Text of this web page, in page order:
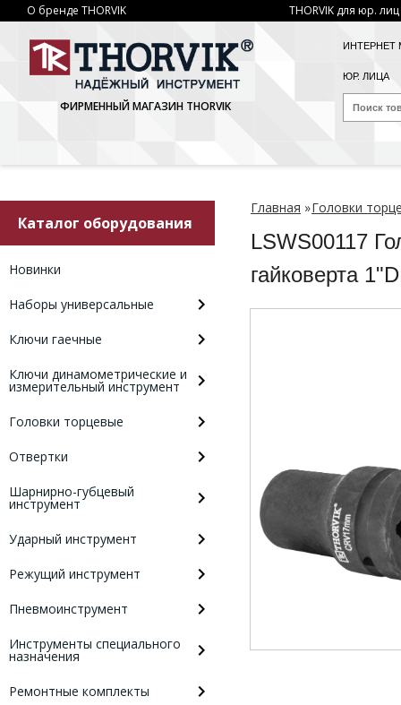
О бренде THORVIK THORVIK для юр. лиц
ФИРМЕННЫЙ МАГАЗИН THORVIK
ИНТЕРНЕТ
ЮР. ЛИЦА
Каталог оборудования
Новинки
Наборы универсальные
Ключи гаечные
Ключи динамометрические и
измерительный инструмент
Головки торцевые
Отвертки
Шарнирно-губцевый
инструмент
Ударный инструмент
Режущий инструмент
Пневмоинструмент
Инструменты специального
назначения
Ремонтные комплекты
Главная »Головки
LSWS00117
гайковерта